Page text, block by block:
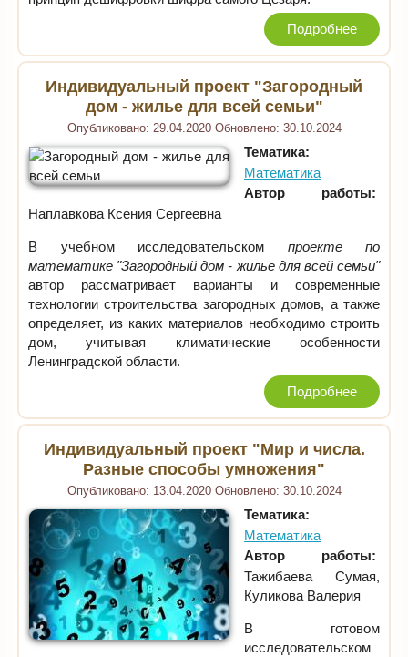
Подробнее
Индивидуальный проект "Загородный
дом - жилье для всей семьи"
Опубликовано: 29.04.2020 Обновлено: 30.10.2024
Тематика:
Математика
Автор работы:
Наплавкова Ксения Сергеевна
В учебном исследовательском проекте по
математике "Загородный дом - жилье для всей семьи"
автор рассматривает варианты и современные
технологии строительства загородных домов, а также
определяет, из каких материалов необходимо строить
дом, учитывая климатические особенности
Ленинградской области.
Подробнее
Индивидуальный проект "Мир и числа.
Разные способы умножения"
Опубликовано: 13.04.2020 Обновлено: 30.10.2024
Тематика:
Математика
Автор работы:
Тажибаева Сумая,
Куликова Валерия
В готовом
исследовательском